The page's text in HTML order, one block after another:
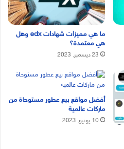
ما هي مميزات شهادات edx وهل
هي معتمدة؟
23 ديسمبر, 2023
أفضل مواقع بيع عطور مستوحاة من
ماركات عالمية
10 يونيو, 2023